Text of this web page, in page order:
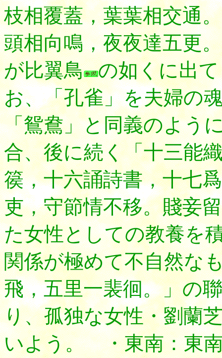
枝相覆蓋，葉葉相交通。
頭相向鳴，夜夜達五更
が比翼鳥
の如くに出
お、「孔雀」を夫婦の
「鴛鴦」と同義のよう
合、後に続く「十三能
篌，十六誦詩書，十七
吏，守節情不移。賤妾
た女性としての教養を
関係が極めて不自然な
飛，五里一裴徊。」の
り、孤独な女性・劉蘭
いよう。 ・東南：東